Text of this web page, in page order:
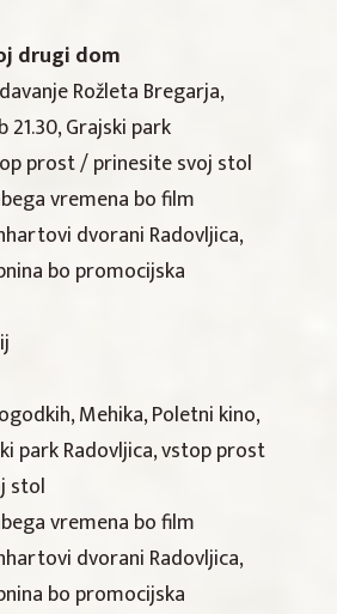
drugi dom
Rožleta Bregarja,
21.30, Grajski park
prost / prinesite svoj stol
vremena bo film
dvorani Radovljica,
bo promocijska
Mehika, Poletni kino,
park Radovljica, vstop prost
stol
vremena bo film
dvorani Radovljica,
bo promocijska